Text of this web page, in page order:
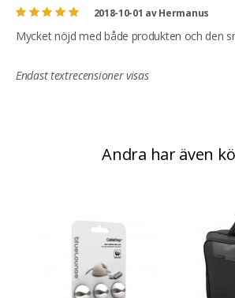
2018-10-01 avHermanus
Mycket nöjd med både produkten och den
Endast textrecensioner visas
Andra har även